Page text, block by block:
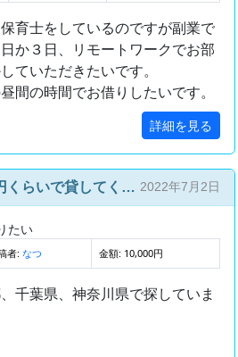
育士をしているのですが副業で
か３日、リモートワークでお部
ていただきたいです。
間の時間でお借りしたいです。
詳細を見る
使わない一軒家を1万円くらいで貸してください。 2022年7月2日
たい
者: なつ 金額: 10,000円
千葉県、神奈川県で探していま